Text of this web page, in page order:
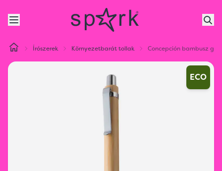
Írószerek Környezetbarát tollak Concepción bambusz
ECO